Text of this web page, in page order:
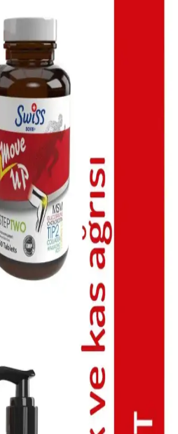
kaynaklı sırt aknesinde etkili bir
Kullanım sıklığı ve nemlendirme
Losyonları: Etkili ve Uzun
sorunlarına yönelik yatıştırıcı ve
destekler, doğru kullanım ve
Önlenmesi ve Etkili
Bilgi
ışığı etkisiyle oluşan yüz
güneş koruyucu ve estetik
ve geciktirmek mümkündür.
İçin En Uygun Ürünler
azaltmak ve nemi korumak için
kullanımıyla önem kazanır. Aloe
cilt sağlığını destekler.
ve Doğru Ürün Kullanımı
ve düzenli kullanım, sağlıklı ve
nemlendirme ve koruma
sağlığını destekleyin.